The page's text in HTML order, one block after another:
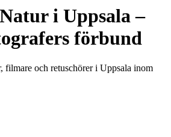
Naturi Uppsala–
förbund
filmare och retuschörer i Uppsala inom